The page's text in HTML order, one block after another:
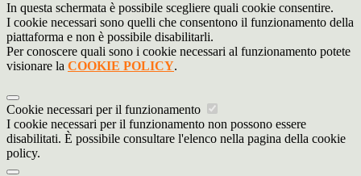
In questa schermata è possibile scegliere quali cookie consentire.
I cookie necessari sono quelli che consentono il funzionamento della
piattaforma e non è possibile disabilitarli.
Per conoscere quali sono i cookie necessari al funzionamento potete
visionare la COOKIE POLICY.
Cookie necessari per il funzionamento
I cookie necessari per il funzionamento non possono essere
disabilitati. È possibile consultare l'elenco nella pagina della cookie
policy.